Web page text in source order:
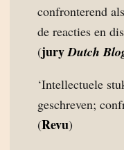
confronterend
de reacties en
(juryDutch
‘Intellectuele
geschreven;
(Revu)